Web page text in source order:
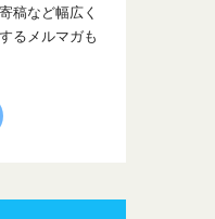
稿など幅広く
るメルマガも